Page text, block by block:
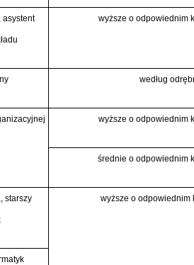
asystent wyższe o odpowiednim
według
wyższe o odpowiednim
średnie o odpowiednim
starszy wyższe o odpowiednim